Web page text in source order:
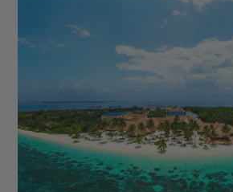
vous proposer un large choix
envies et votre budget, contactez
élaborer ensemble votre prochain